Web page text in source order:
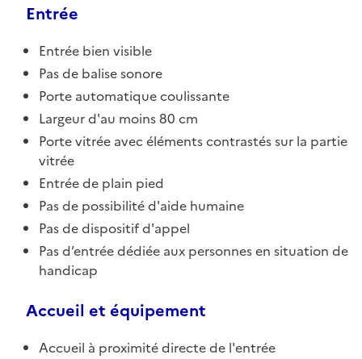
Entrée
Entrée bien visible
Pas de balise sonore
Porte automatique coulissante
Largeur d'au moins 80 cm
Porte vitrée avec éléments contrastés sur la partie
vitrée
Entrée de plain pied
Pas de possibilité d'aide humaine
Pas de dispositif d'appel
Pas d’entrée dédiée aux personnes en situation de
handicap
Accueil et équipement
Accueil à proximité directe de l'entrée